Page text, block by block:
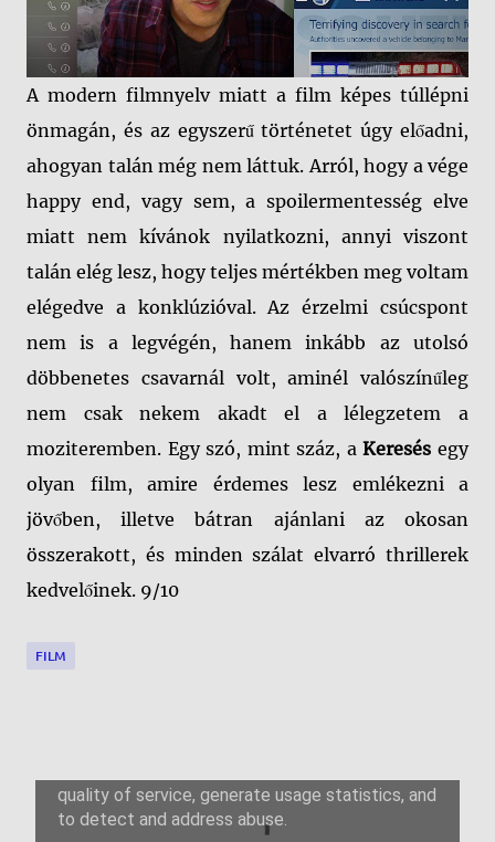
A modern filmnyelv miatt a film képes túllépni
önmagán, és az egyszerű történetet úgy előadni,
ahogyan talán még nem láttuk. Arról, hogy a vége
happy end, vagy sem, a spoilermentesség elve
miatt nem kívánok nyilatkozni, annyi viszont
talán elég lesz, hogy teljes mértékben meg voltam
elégedve a konklúzióval. Az érzelmi csúcspont
nem is a legvégén, hanem inkább az utolsó
döbbenetes csavarnál volt, aminél valószínűleg
nem csak nekem akadt el a lélegzetem a
moziteremben. Egy szó, mint száz, aKeresés egy
olyan film, amire érdemes lesz emlékezni a
jövőben, illetve bátran ajánlani az okosan
összerakott, és minden szálat elvarró thrillerek
kedvelőinek. 9/10
FILM